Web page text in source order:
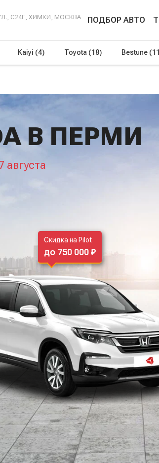
С24Г, ХИМКИ, МОСКВА
ПОДБОР АВТО
Kaiyi (4) Toyota (18) Bestune
В ПЕРМИ
Скидка на Pilot
до 750 000 ₽